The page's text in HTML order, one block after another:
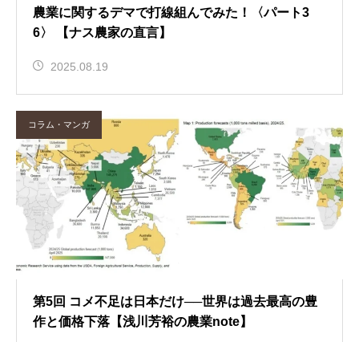
農業に関するデマで打線組んでみた！〈パート3
6〉 【ナス農家の直言】
2025.08.19
コラム・マンガ
第5回 コメ不足は日本だけ──世界は過去最高の豊
作と価格下落【浅川芳裕の農業note】